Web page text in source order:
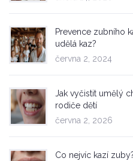
Prevence zubního
udělá kaz?
června 2, 2024
Jak vyčistit umělý
rodiče dětí
června 2, 2026
Co nejvíc kazí